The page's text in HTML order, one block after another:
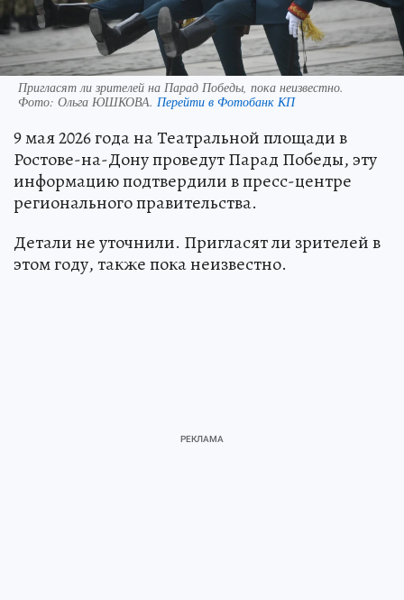
Пригласят ли зрителей на Парад Победы, пока неизвестно.
Фото: Ольга ЮШКОВА. Перейти в Фотобанк КП
9 мая 2026 года на Театральной площади в
Ростове-на-Дону проведут Парад Победы, эту
информацию подтвердили в пресс-центре
регионального правительства.
Детали не уточнили. Пригласят ли зрителей в
этом году, также пока неизвестно.